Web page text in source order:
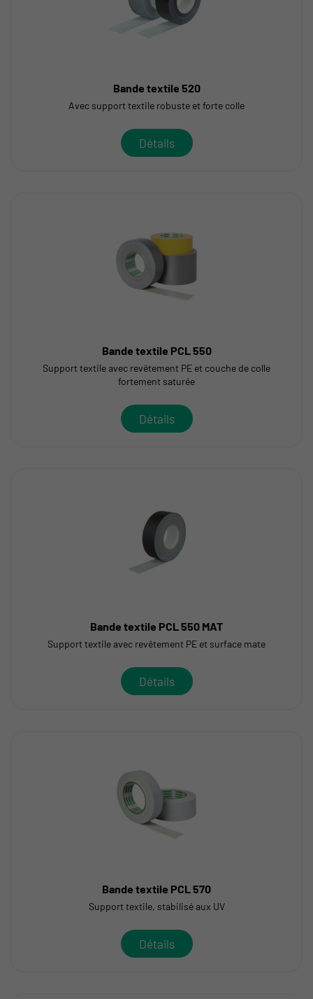
Bande textile 520
Avec support textile robuste et forte colle
Détails
Bande textile PCL 550
Support textile avec revêtement PE et couche de colle
fortement saturée
Détails
Bande textile PCL 550 MAT
Support textile avec revêtement PE et surface mate
Détails
Bande textile PCL 570
Support textile, stabilisé aux UV
Détails